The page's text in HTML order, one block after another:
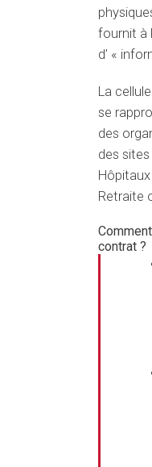
QUI SOMMES-
NOS SOLUTIONS
ACTUALITÉS
DEVENEZ
fournit à
d’ «
La
se
des
des
Retraite
contrat ?